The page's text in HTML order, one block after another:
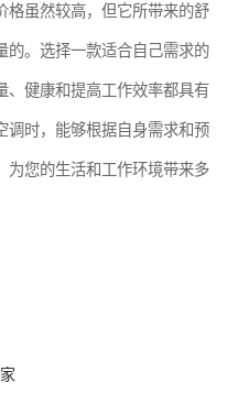
格虽然较高，但它所带来的舒
。选择一款适合自己需求的
、健康和提高工作效率都具有
调时，能够根据自身需求和预
为您的生活和工作环境带来多